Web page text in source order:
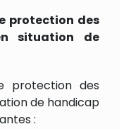
protection des
situation de
protection des
de handicap
: